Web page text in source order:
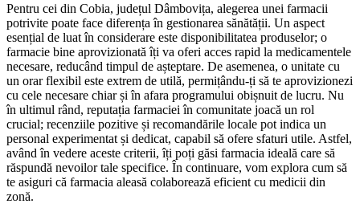
Pentru cei din Cobia, județul Dâmbovița, alegerea unei farmacii
potrivite poate face diferența în gestionarea sănătății. Un aspect
esențial de luat în considerare este disponibilitatea produselor; o
farmacie bine aprovizionată îți va oferi acces rapid la medicamentele
necesare, reducând timpul de așteptare. De asemenea, o unitate cu
un orar flexibil este extrem de utilă, permițându-ți să te aprovizionezi
cu cele necesare chiar și în afara programului obișnuit de lucru. Nu
în ultimul rând, reputația farmaciei în comunitate joacă un rol
crucial; recenziile pozitive și recomandările locale pot indica un
personal experimentat și dedicat, capabil să ofere sfaturi utile. Astfel,
având în vedere aceste criterii, îți poți găsi farmacia ideală care să
răspundă nevoilor tale specifice. În continuare, vom explora cum să
te asiguri că farmacia aleasă colaborează eficient cu medicii din
zonă.